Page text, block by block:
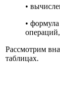
•
•
Рассмотрим
таблицах.